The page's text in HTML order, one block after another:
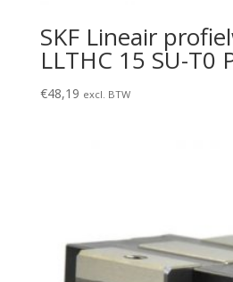
SKF Lineair
LLTHC 15 SU-T0
€48,19 excl. BTW